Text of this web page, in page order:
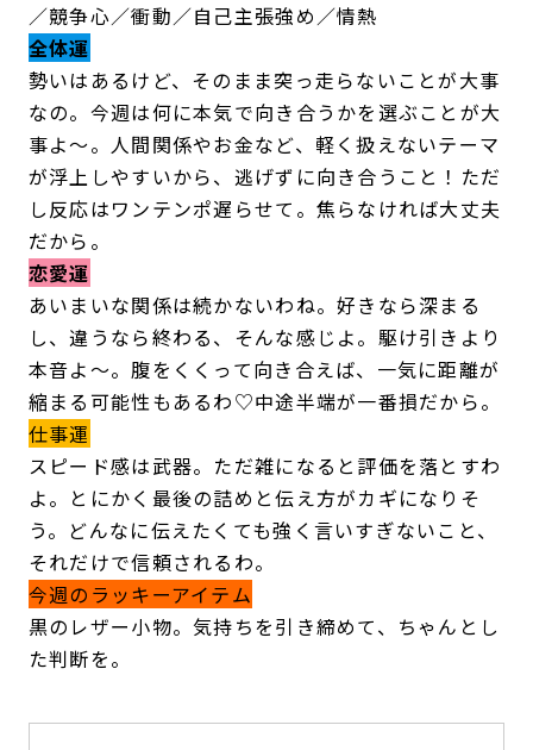
／競争心／衝動／自己主張強め／情熱
全体運
勢いはあるけど、そのまま突っ走らないことが大事
なの。今週は何に本気で向き合うかを選ぶことが大
事よ～。人間関係やお金など、軽く扱えないテーマ
が浮上しやすいから、逃げずに向き合うこと！ただ
し反応はワンテンポ遅らせて。焦らなければ大丈夫
だから。
恋愛運
あいまいな関係は続かないわね。好きなら深まる
し、違うなら終わる、そんな感じよ。駆け引きより
本音よ〜。腹をくくって向き合えば、一気に距離が
縮まる可能性もあるわ♡中途半端が一番損だから。
仕事運
スピード感は武器。ただ雑になると評価を落とすわ
よ。とにかく最後の詰めと伝え方がカギになりそ
う。どんなに伝えたくても強く言いすぎないこと、
それだけで信頼されるわ。
今週のラッキーアイテム
黒のレザー小物。気持ちを引き締めて、ちゃんとし
た判断を。